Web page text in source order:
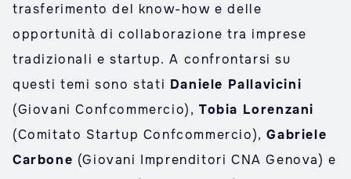
trasferimento del know-how e delle
opportunità di collaborazione tra imprese
tradizionali e startup. A confrontarsi su
questi temi sono stati Daniele Pallavicini
(Giovani Confcommercio),Tobia Lorenzani
(Comitato Startup Confcommercio),Gabriele
Carbone (Giovani Imprenditori CNA Genova) e